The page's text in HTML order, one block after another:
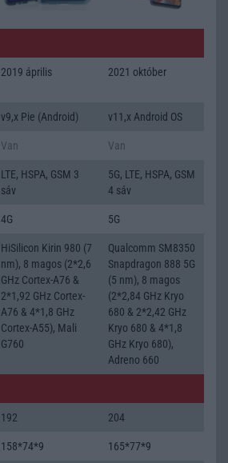
2019 április 2021 október
v9,x Pie (Android) v11,x Android OS
Van Van
LTE, HSPA, GSM 3
sáv
5G, LTE, HSPA, GSM
4 sáv
4G 5G
HiSilicon Kirin 980 (7
nm), 8 magos (2*2,6
GHz Cortex-A76 &
2*1,92 GHz Cortex-
A76 & 4*1,8 GHz
Cortex-A55), Mali
G760
Qualcomm SM8350
Snapdragon 888 5G
(5 nm), 8 magos
(2*2,84 GHz Kryo
680 & 2*2,42 GHz
Kryo 680 & 4*1,8
GHz Kryo 680),
Adreno 660
192 204
158*74*9 165*77*9